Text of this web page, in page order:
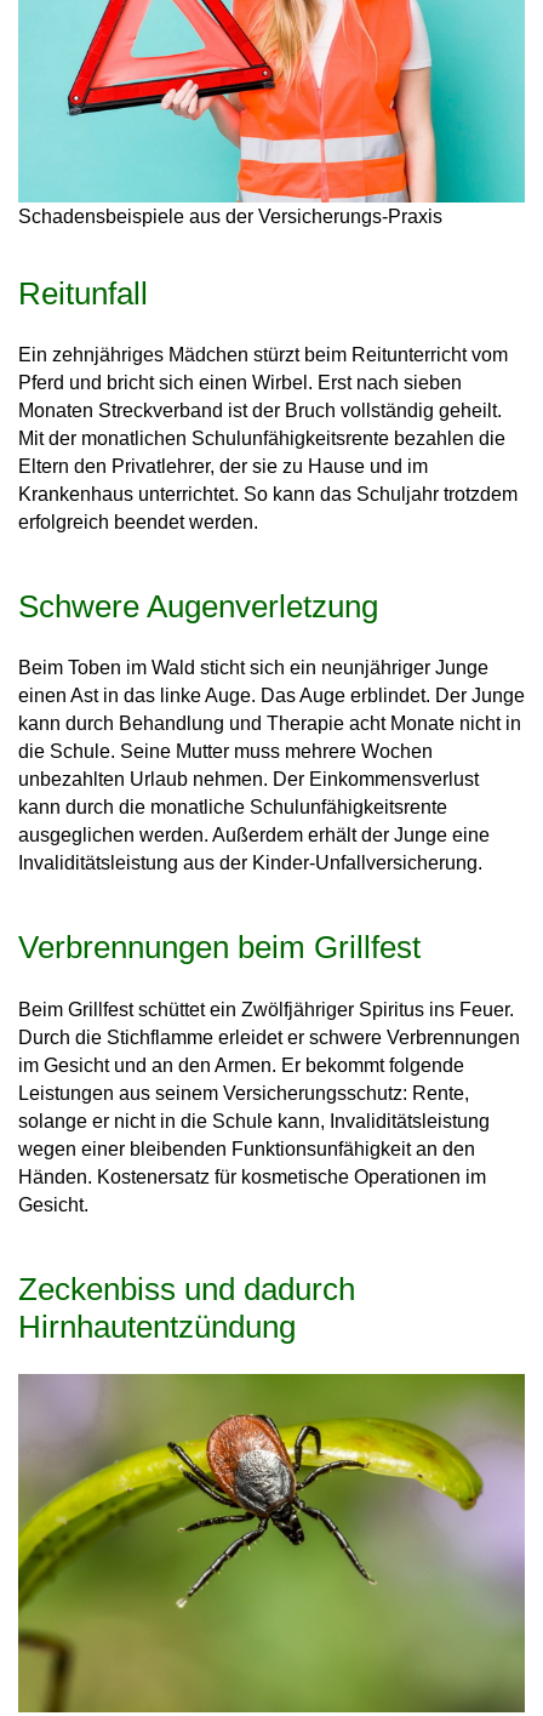
Schadensbeispiele aus der Versicherungs-Praxis
Reitunfall
Ein zehnjähriges Mädchen stürzt beim Reitunterricht vom
Pferd und bricht sich einen Wirbel. Erst nach sieben
Monaten Streckverband ist der Bruch vollständig geheilt.
Mit der monatlichen Schulunfähigkeitsrente bezahlen die
Eltern den Privatlehrer, der sie zu Hause und im
Krankenhaus unterrichtet. So kann das Schuljahr trotzdem
erfolgreich beendet werden.
Schwere Augenverletzung
Beim Toben im Wald sticht sich ein neunjähriger Junge
einen Ast in das linke Auge. Das Auge erblindet. Der Junge
kann durch Behandlung und Therapie acht Monate nicht in
die Schule. Seine Mutter muss mehrere Wochen
unbezahlten Urlaub nehmen. Der Einkommensverlust
kann durch die monatliche Schulunfähigkeitsrente
ausgeglichen werden. Außerdem erhält der Junge eine
Invaliditätsleistung aus der Kinder-Unfallversicherung.
Verbrennungen beim Grillfest
Beim Grillfest schüttet ein Zwölfjähriger Spiritus ins Feuer.
Durch die Stichflamme erleidet er schwere Verbrennungen
im Gesicht und an den Armen. Er bekommt folgende
Leistungen aus seinem Versicherungsschutz: Rente,
solange er nicht in die Schule kann, Invaliditätsleistung
wegen einer bleibenden Funktionsunfähigkeit an den
Händen. Kostenersatz für kosmetische Operationen im
Gesicht.
Zeckenbiss und dadurch
Hirnhautentzündung